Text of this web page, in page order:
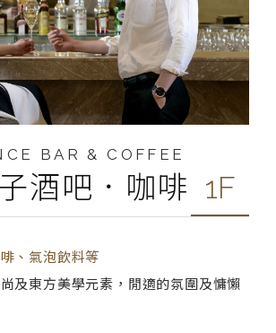
BAR & COFFEE
酒吧．咖啡 1F
、氣泡飲料等
及東方美學元素，閒適的氛圍及慵懶